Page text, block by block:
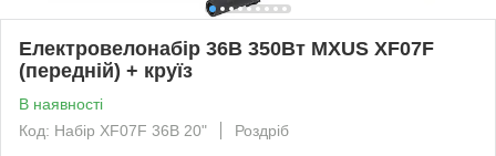
Електровелонабір 36В 350Вт MXUS XF07F
(передній) + круїз
В наявності
Код: Набір XF07F 36В 20"
Роздріб